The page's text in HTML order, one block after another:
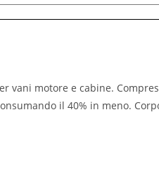
motore e cabine.
il 40% in meno.